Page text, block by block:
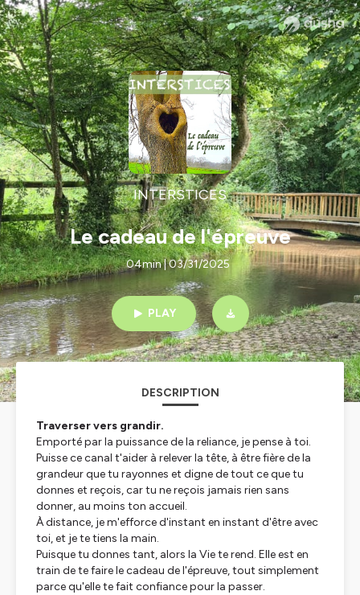
INTERSTICES
Le cadeau de l'épreuve
04min | 03/31/2025
PLAY
DESCRIPTION
Traverser vers grandir.
Emporté par la puissance de la reliance, je pense à toi.
Puisse ce canal t'aider à relever la tête, à être fière de la
grandeur que tu rayonnes et digne de tout ce que tu
donnes et reçois, car tu ne reçois jamais rien sans
donner, au moins ton accueil.
À distance, je m'efforce d'instant en instant d'être avec
toi, et je te tiens la main.
Puisque tu donnes tant, alors la Vie te rend. Elle est en
train de te faire le cadeau de l'épreuve, tout simplement
parce qu'elle te fait confiance pour la passer.